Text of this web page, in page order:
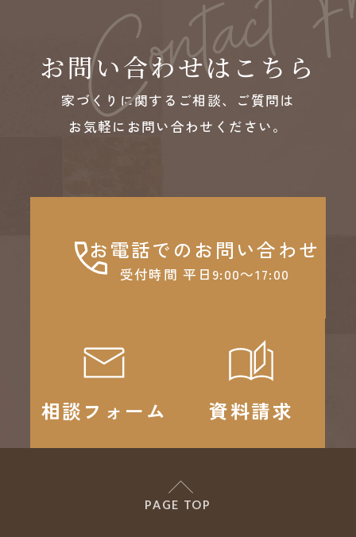
お問い合わせはこちら
家づくりに関するご相談、ご質問は
お気軽にお問い合わせください。
お電話でのお問い合わせ
受付時間 平日9:00～17:00
相談フォーム 資料請求
PAGE TOP